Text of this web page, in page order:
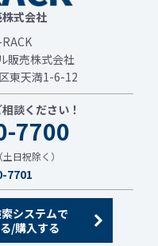
式会社
販売株式会社
東天満1-6-12
談ください！
7700
日祝除く）
7701
システムで
/購入する